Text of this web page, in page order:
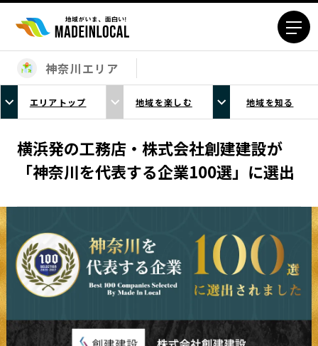
エリアから探す
北海道エリア
青森エリア
岩手エリア
宮城エリア
秋田エリア
山形エリア
福島エリア
茨城エリア
栃木エリア
群馬エリア
東京23区エリア
多摩エリア
神奈川エリア
新潟エリア
富山エリア
石川エリア
長野エリア
岐阜エリア
神奈川エリア
エリアトップ 地域を楽しむ 地域を知る
横浜発の工務店・株式会社創建建設が
「神奈川を代表する企業100選」に選出